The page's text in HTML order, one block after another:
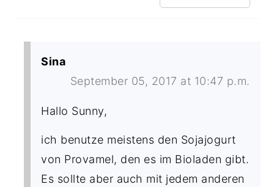
Sina
September 05, 2017 at 10:47 p.m.
Hallo Sunny,
ich benutze meistens den Sojajogurt
von Provamel, den es im Bioladen gibt.
Es sollte aber auch mit jedem anderen